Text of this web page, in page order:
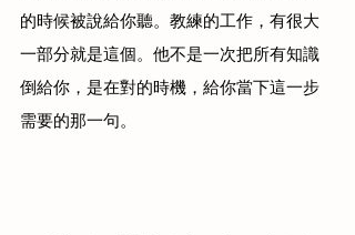
的時候被說給你聽。教練的工作，有很大
一部分就是這個。他不是一次把所有知識
倒給你，是在對的時機，給你當下這一步
需要的那一句。